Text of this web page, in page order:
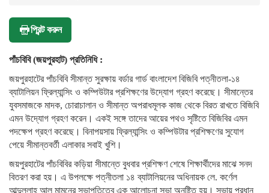
প্রিন্ট করুন
পাঁচবিবি (জয়পুরহাট) প্রতিনিধি :
জয়পুরহাটের পাঁচবিবি সীমান্ত সুরক্ষায় বর্ডার গার্ড বাংলাদেশ বিজিবি পত্নীতলা-১৪
ব্যাটালিয়ন ফ্রিল্যান্সিং ও কম্পিউটার প্রশিক্ষণের উদ্যোগ গ্রহণ করেছে। সীমান্তের
যুবসমাজকে মাদক, চোরাচালান ও সীমান্ত অপরাধমূলক কাজ থেকে বিরত রাখতে বিজিবি
এমন উদ্যোগ গ্রহণ করেন। একই সঙ্গে তাদের আয়ের পথও সৃষ্টিতে বিজিবির এমন
পদক্ষেপ গ্রহণ করেছে। বিনাপয়সায় ফ্রিল্যান্সিং ও কম্পিউটার প্রশিক্ষণের সুযোগ
পেয়ে সীমান্তবর্তী এলাকার সবাই খুশি।
জয়পুরহাটের পাঁচবিবির কড়িয়া সীমান্তে বুধবার প্রশিক্ষণ শেষে শিক্ষার্থীদের মাঝে সনদ
বিতরণ করা হয়। এ উপলক্ষে পত্নীতলা ১৪ ব্যাটালিয়নের অধিনায়ক লে. কর্ণেল
আব্দুল্লাহ্ আল মামুনের সভাপতিত্বে এক আলোচনা সভা অনুষ্টিত হয়। সভায় প্রধান